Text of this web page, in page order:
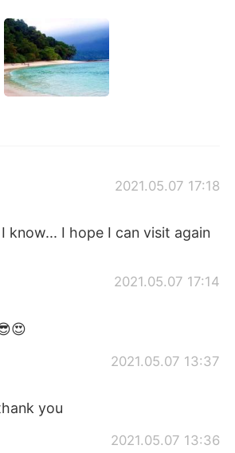
简体中文
Español
2021.05.07 17:18
I know... I hope I can visit again
2021.05.07 17:14
2021.05.07 13:37
you
2021.05.07 13:36